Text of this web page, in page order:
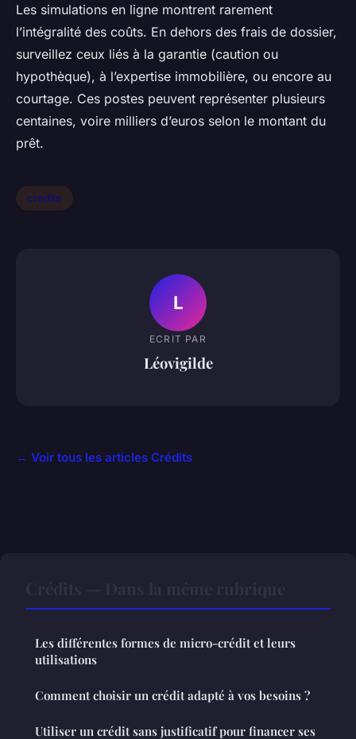
Les simulations en ligne montrent rarement
l’intégralité des coûts. En dehors des frais de dossier,
surveillez ceux liés à la garantie (caution ou
hypothèque), à l’expertise immobilière, ou encore au
courtage. Ces postes peuvent représenter plusieurs
centaines, voire milliers d’euros selon le montant du
prêt.
credits
L
ECRIT PAR
Léovigilde
← Voir tous les articles Crédits
Les différentes formes de micro-crédit et leurs
utilisations
Comment choisir un crédit adapté à vos besoins ?
Utiliser un crédit sans justificatif pour financer ses